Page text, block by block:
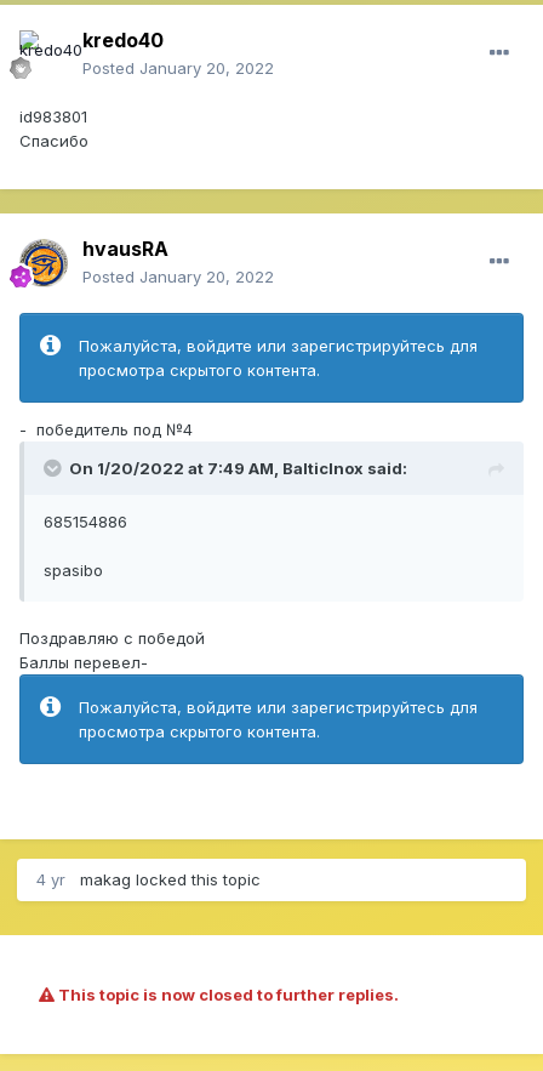
kredo40
Posted January 20, 2022
id983801
Спасибо
hvausRA
Posted January 20, 2022
Пожалуйста, войдите или зарегистрируйтесь для
просмотра скрытого контента.
- победитель под №4
On 1/20/2022 at 7:49 AM, BalticInox said:
685154886
spasibo
Поздравляю с победой
Баллы перевел-
Пожалуйста, войдите или зарегистрируйтесь для
просмотра скрытого контента.
4 yr makag locked this topic
This topic is now closed to further replies.